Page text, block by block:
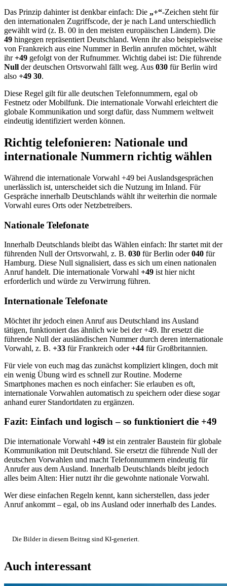
Das Prinzip dahinter ist denkbar einfach: Die „+“-Zeichen steht für
den internationalen Zugriffscode, der je nach Land unterschiedlich
gewählt wird (z. B. 00 in den meisten europäischen Ländern). Die
49 hingegen repräsentiert Deutschland. Wenn ihr also beispielsweise
von Frankreich aus eine Nummer in Berlin anrufen möchtet, wählt
ihr+49 gefolgt von der Rufnummer. Wichtig dabei ist: Die führende
Null der deutschen Ortsvorwahl fällt weg. Aus 030 für Berlin wird
also +49 30.
Diese Regel gilt für alle deutschen Telefonnummern, egal ob
Festnetz oder Mobilfunk. Die internationale Vorwahl erleichtert die
globale Kommunikation und sorgt dafür, dass Nummern weltweit
eindeutig identifiziert werden können.
Richtig telefonieren: Nationale und
internationale Nummern richtig wählen
Während die internationale Vorwahl +49 bei Auslandsgesprächen
unerlässlich ist, unterscheidet sich die Nutzung im Inland. Für
Gespräche innerhalb Deutschlands wählt ihr weiterhin die normale
Vorwahl eures Orts oder Netzbetreibers.
Nationale Telefonate
Innerhalb Deutschlands bleibt das Wählen einfach: Ihr startet mit der
führenden Null der Ortsvorwahl, z. B. 030 für Berlin oder040 für
Hamburg. Diese Null signalisiert, dass es sich um einen nationalen
Anruf handelt. Die internationale Vorwahl +49 ist hier nicht
erforderlich und würde zu Verwirrung führen.
Internationale Telefonate
Möchtet ihr jedoch einen Anruf aus Deutschland ins Ausland
tätigen, funktioniert das ähnlich wie bei der +49. Ihr ersetzt die
führende Null der ausländischen Nummer durch deren internationale
Vorwahl, z. B. +33 für Frankreich oder+44 für Großbritannien.
Für viele von euch mag das zunächst kompliziert klingen, doch mit
ein wenig Übung wird es schnell zur Routine. Moderne
Smartphones machen es noch einfacher: Sie erlauben es oft,
internationale Vorwahlen automatisch zu speichern oder diese sogar
anhand eurer Standortdaten zu ergänzen.
Fazit: Einfach und logisch – so funktioniert die +49
Die internationale Vorwahl +49 ist ein zentraler Baustein für globale
Kommunikation mit Deutschland. Sie ersetzt die führende Null der
deutschen Vorwahlen und macht Telefonnummern eindeutig für
Anrufer aus dem Ausland. Innerhalb Deutschlands bleibt jedoch
alles beim Alten: Hier nutzt ihr die gewohnte nationale Vorwahl.
Wer diese einfachen Regeln kennt, kann sicherstellen, dass jeder
Anruf ankommt – egal, ob ins Ausland oder innerhalb des Landes.
Die Bilder in diesem Beitrag sind KI-generiert.
Auch interessant